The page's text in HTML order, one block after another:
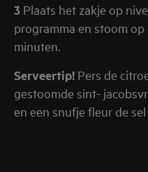
3 Plaats het zakje op
programma en stoom op
minuten.
Serveertip! Pers de
gestoomde sint-
en een snufje fleur de